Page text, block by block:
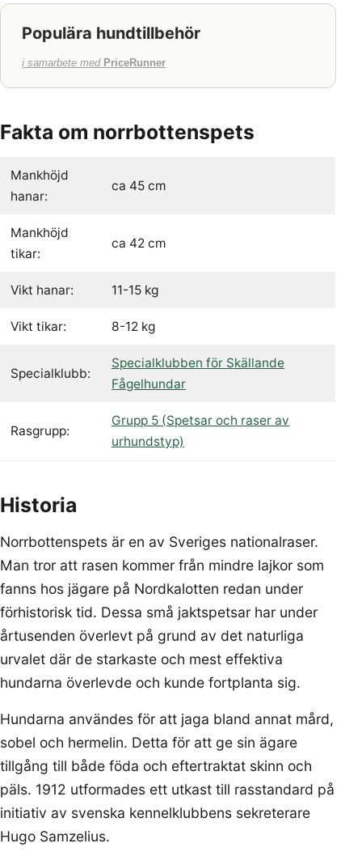
Populära hundtillbehör
i samarbete med PriceRunner
Fakta om norrbottenspets
Mankhöjd
hanar:
ca 45 cm
Mankhöjd
tikar:
ca 42 cm
Vikt hanar: 11-15 kg
Vikt tikar: 8-12 kg
Specialklubb:
Specialklubben för Skällande
Fågelhundar
Rasgrupp:
Grupp 5 (Spetsar och raser av
urhundstyp)
Historia
Norrbottenspets är en av Sveriges nationalraser.
Man tror att rasen kommer från mindre lajkor som
fanns hos jägare på Nordkalotten redan under
förhistorisk tid. Dessa små jaktspetsar har under
årtusenden överlevt på grund av det naturliga
urvalet där de starkaste och mest effektiva
hundarna överlevde och kunde fortplanta sig.
Hundarna användes för att jaga bland annat mård,
sobel och hermelin. Detta för att ge sin ägare
tillgång till både föda och eftertraktat skinn och
päls. 1912 utformades ett utkast till rasstandard på
initiativ av svenska kennelklubbens sekreterare
Hugo Samzelius.